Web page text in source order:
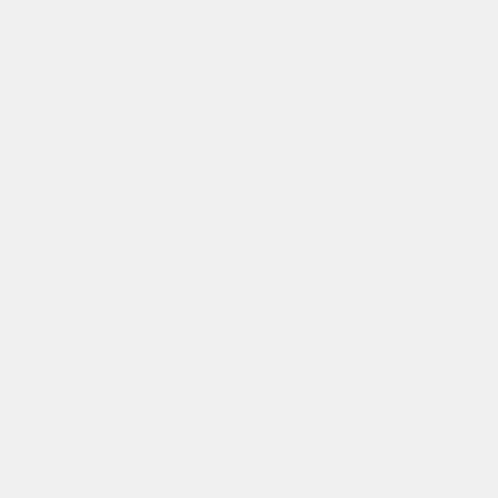
tillverkning,
produktionen.
att producera